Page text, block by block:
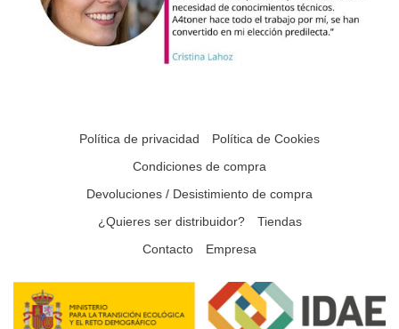
Política de privacidad
Política de Cookies
Condiciones de compra
Devoluciones / Desistimiento de compra
¿Quieres ser distribuidor?
Tiendas
Contacto
Empresa